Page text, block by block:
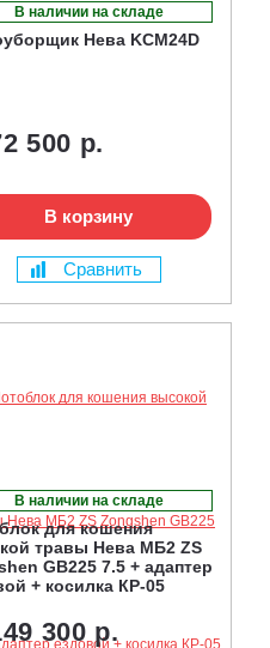
В наличии на складе
Нева KCM24D
500 р.
В корзину
Сравнить
В наличии на складе
для кошения
травы Нева МБ2 ZS
GB225 7.5 + адаптер
+ косилка КР-05
300 р.